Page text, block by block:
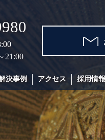
21:00
決事例 アクセス 採用情報